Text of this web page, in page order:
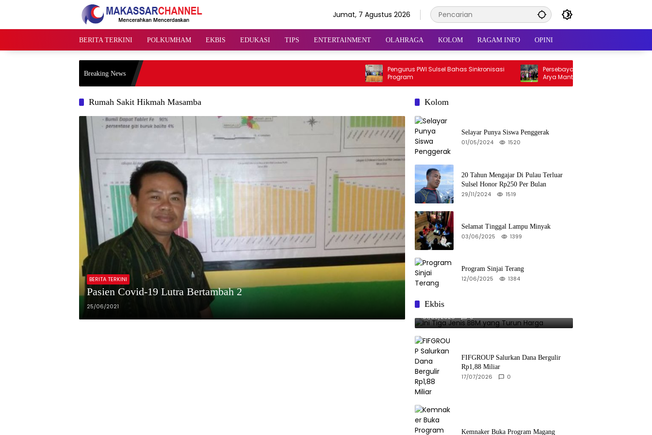
Jumat, 7 Agustus 2026
BERITA TERKINI POLKUMHAM EKBIS EDUKASI TIPS ENTERTAINMENT OLAHRAGA KOLOM RAGAM INFO OPINI
Breaking News
Pengurus PWI Sulsel Bahas Sinkronisasi
Program
Persebaya Juara Piala Presiden, Reza
Arya Mantan Kiper PSM Jadi Pahlawan
Rumah Sakit Hikmah Masamba
BERITA TERKINI
Pasien Covid-19 Lutra Bertambah 2
25/06/2021
Kolom
Selayar Punya Siswa Penggerak
01/05/2024 1520
20 Tahun Mengajar Di Pulau Terluar
Sulsel Honor Rp250 Per Bulan
29/11/2024 1519
Selamat Tinggal Lampu Minyak
03/06/2025 1399
Program Sinjai Terang
12/06/2025 1384
Ekbis
Ini Tiga Jenis BBM yang Turun Harga
01/08/2026 0
FIFGROUP Salurkan Dana Bergulir
Rp1,88 Miliar
17/07/2026 0
Kemnaker Buka Program Magang